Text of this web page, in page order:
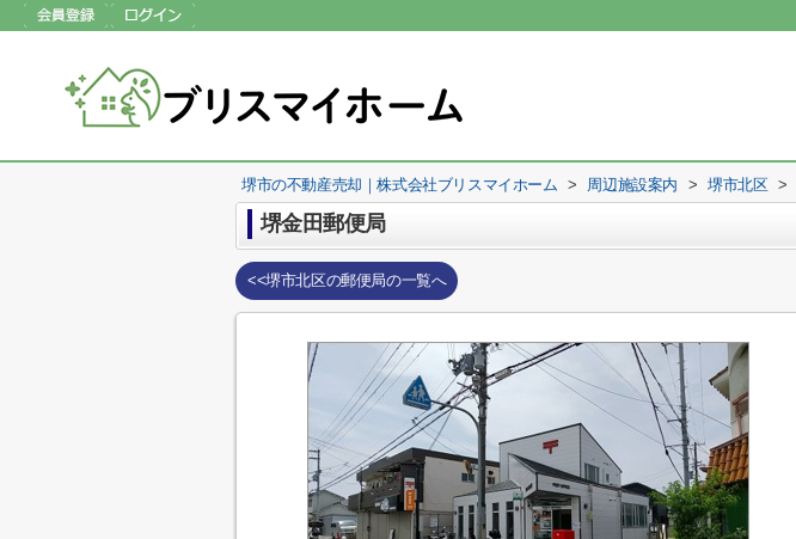
堺市の不動産売却｜株式会社ブリスマイホーム > 周辺施設案内 > 堺市北区 >
堺金田郵便局
<<堺市北区の郵便局の一覧へ